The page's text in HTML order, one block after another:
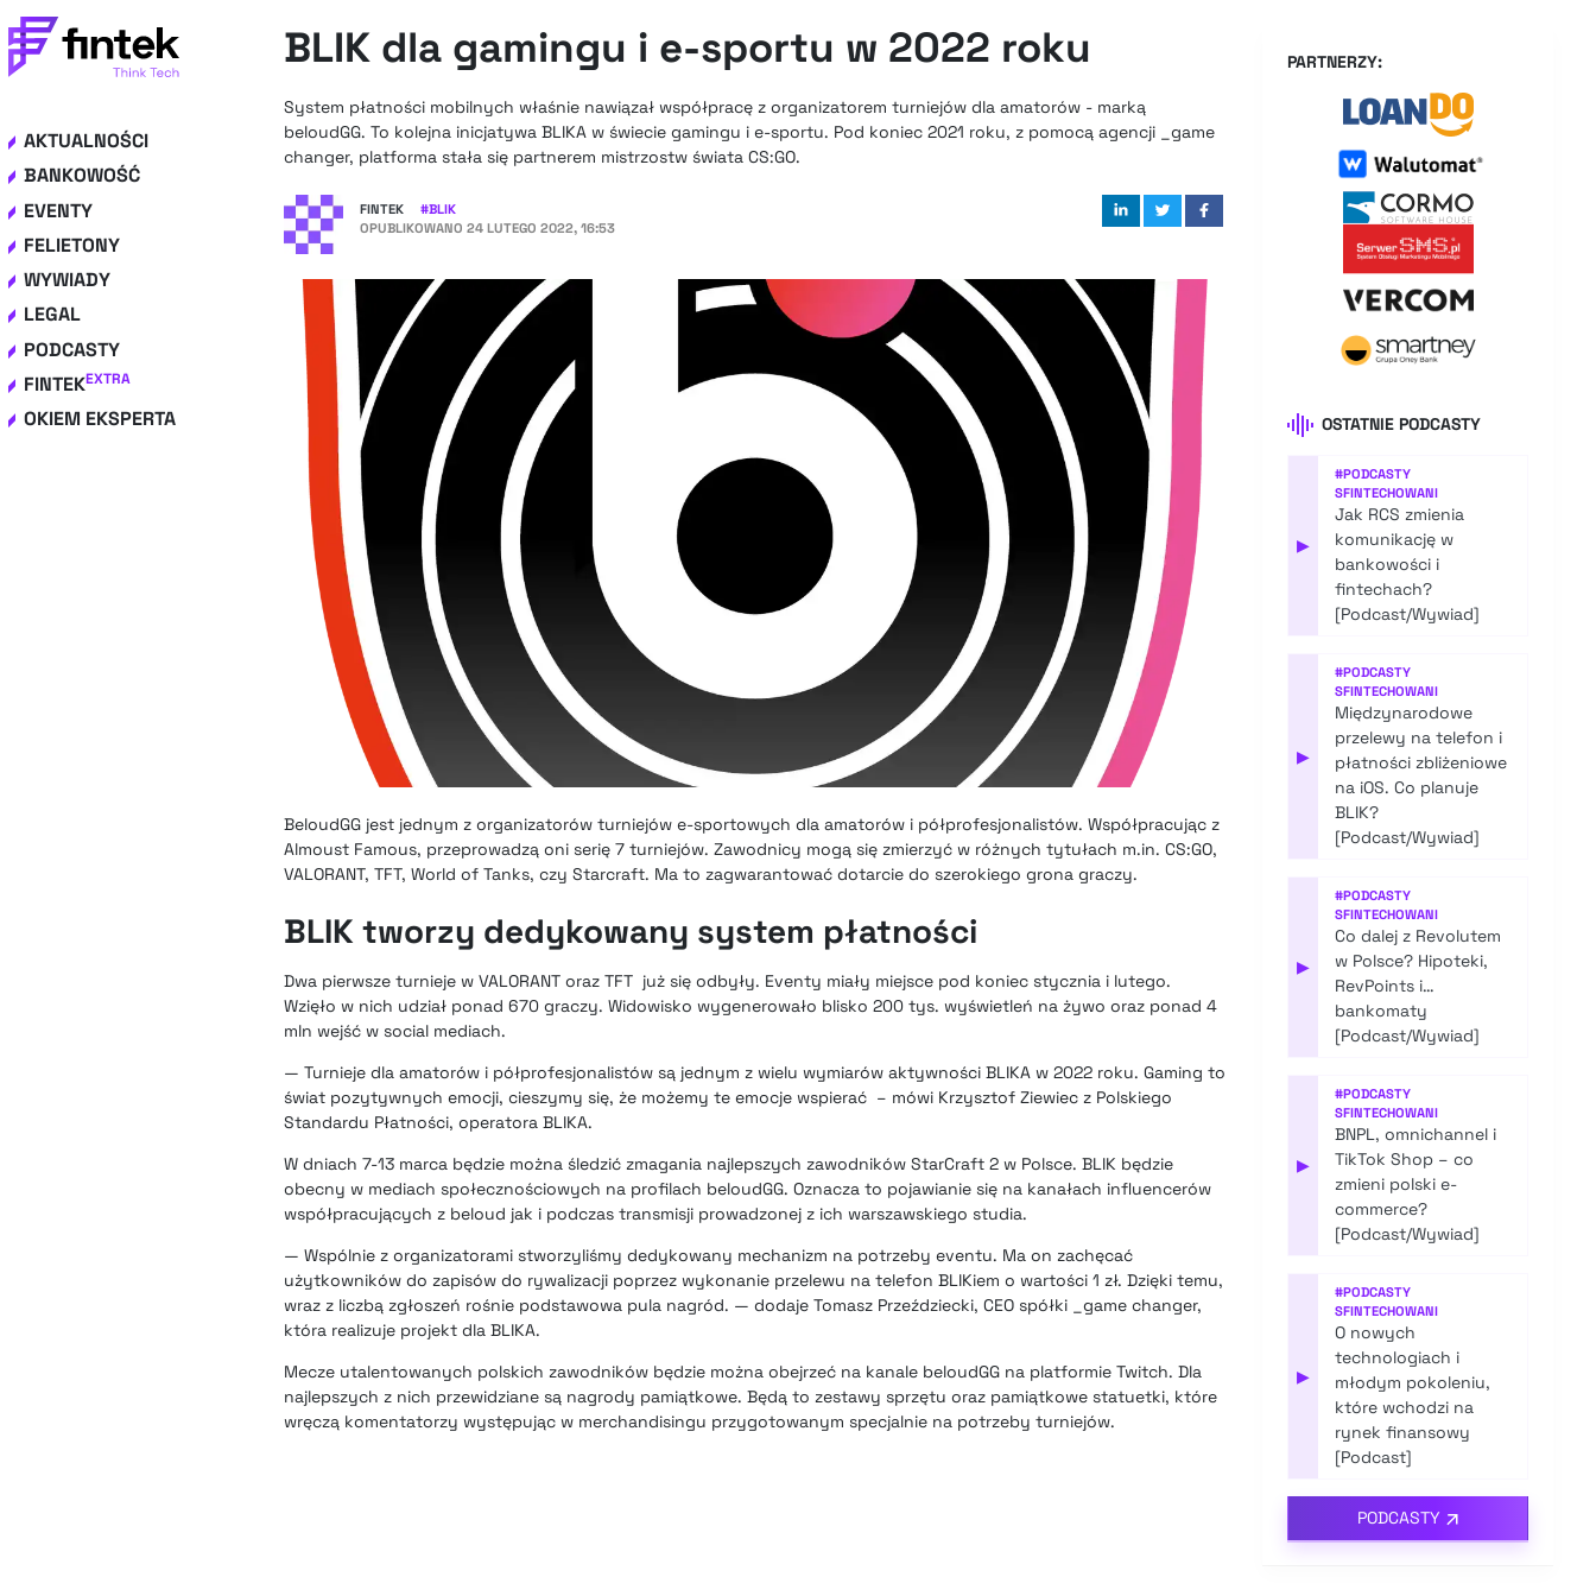
AKTUALNOŚCI
BANKOWOŚĆ
EVENTY
FELIETONY
WYWIADY
LEGAL
PODCASTY
FINTEKEXTRA
OKIEM EKSPERTA
BLIK dla gamingu i e-sportu w 2022 roku
System płatności mobilnych właśnie nawiązał współpracę z organizatorem turniejów dla amatorów - marką
beloudGG. To kolejna inicjatywa BLIKA w świecie gamingu i e-sportu. Pod koniec 2021 roku, z pomocą agencji _game
changer, platforma stała się partnerem mistrzostw świata CS:GO.
FINTEK #BLIK
OPUBLIKOWANO 24 LUTEGO 2022, 16:53
BeloudGG jest jednym z organizatorów turniejów e-sportowych dla amatorów i półprofesjonalistów. Współpracując z
Almoust Famous, przeprowadzą oni serię 7 turniejów. Zawodnicy mogą się zmierzyć w różnych tytułach m.in. CS:GO,
VALORANT, TFT, World of Tanks, czy Starcraft. Ma to zagwarantować dotarcie do szerokiego grona graczy.
BLIK tworzy dedykowany system płatności
Dwa pierwsze turnieje w VALORANT oraz TFT już się odbyły. Eventy miały miejsce pod koniec stycznia i lutego.
Wzięło w nich udział ponad 670 graczy. Widowisko wygenerowało blisko 200 tys. wyświetleń na żywo oraz ponad 4
mln wejść w social mediach.
— Turnieje dla amatorów i półprofesjonalistów są jednym z wielu wymiarów aktywności BLIKA w 2022 roku. Gaming to
świat pozytywnych emocji, cieszymy się, że możemy te emocje wspierać – mówi Krzysztof Ziewiec z Polskiego
Standardu Płatności, operatora BLIKA.
W dniach 7-13 marca będzie można śledzić zmagania najlepszych zawodników StarCraft 2 w Polsce. BLIK będzie
obecny w mediach społecznościowych na profilach beloudGG. Oznacza to pojawianie się na kanałach influencerów
współpracujących z beloud jak i podczas transmisji prowadzonej z ich warszawskiego studia.
— Wspólnie z organizatorami stworzyliśmy dedykowany mechanizm na potrzeby eventu. Ma on zachęcać
użytkowników do zapisów do rywalizacji poprzez wykonanie przelewu na telefon BLIKiem o wartości 1 zł. Dzięki temu,
wraz z liczbą zgłoszeń rośnie podstawowa pula nagród. — dodaje Tomasz Przeździecki, CEO spółki _game changer,
która realizuje projekt dla BLIKA.
Mecze utalentowanych polskich zawodników będzie można obejrzeć na kanale beloudGG na platformie Twitch. Dla
najlepszych z nich przewidziane są nagrody pamiątkowe. Będą to zestawy sprzętu oraz pamiątkowe statuetki, które
wręczą komentatorzy występując w merchandisingu przygotowanym specjalnie na potrzeby turniejów.
PARTNERZY:
OSTATNIE PODCASTY
▶
#PODCASTY
SFINTECHOWANI
Jak RCS zmienia
komunikację w
bankowości i
fintechach?
[Podcast/Wywiad]
▶
#PODCASTY
SFINTECHOWANI
Międzynarodowe
przelewy na telefon i
płatności zbliżeniowe
na iOS. Co planuje
BLIK?
[Podcast/Wywiad]
▶
#PODCASTY
SFINTECHOWANI
Co dalej z Revolutem
w Polsce? Hipoteki,
RevPoints i…
bankomaty
[Podcast/Wywiad]
▶
#PODCASTY
SFINTECHOWANI
BNPL, omnichannel i
TikTok Shop – co
zmieni polski e-
commerce?
[Podcast/Wywiad]
▶
#PODCASTY
SFINTECHOWANI
O nowych
technologiach i
młodym pokoleniu,
które wchodzi na
rynek finansowy
[Podcast]
PODCASTY